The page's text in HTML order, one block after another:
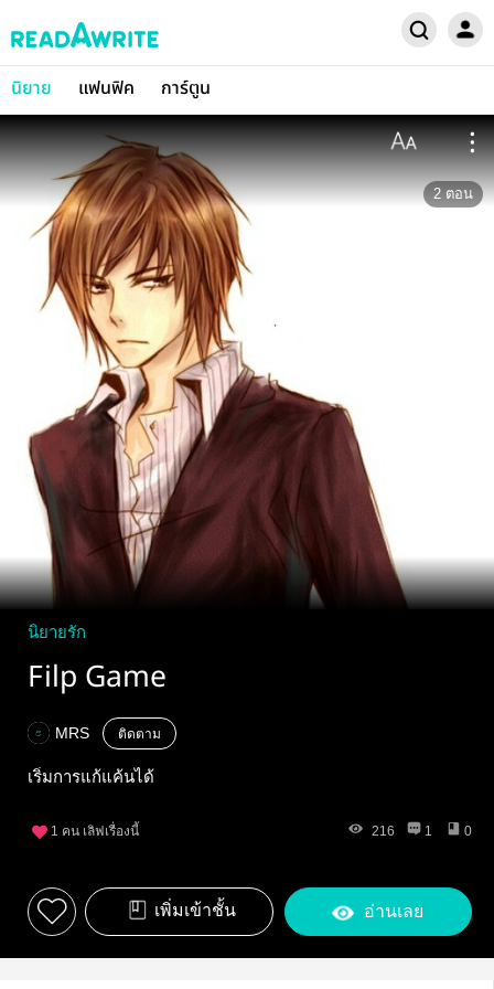
นิยาย แฟนฟิค การ์ตูน
2 ตอน
นิยายรัก
Filp Game
MRS ติดตาม
เริ่มการแก้แค้นได้
1 คน เลิฟเรื่องนี้ 216 1 0
เพิ่มเข้าชั้น อ่านเลย